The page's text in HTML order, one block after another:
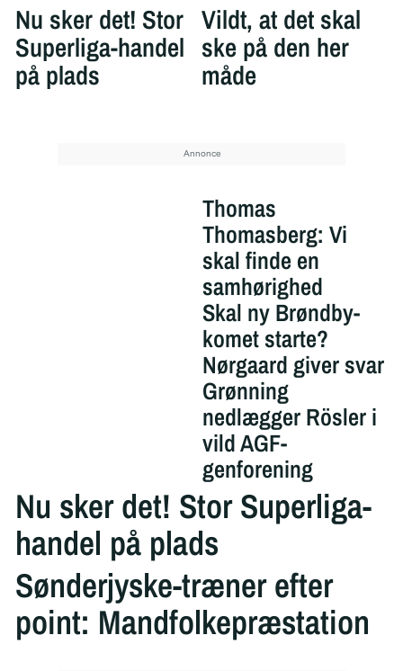
Nu sker det! Stor
Superliga-handel
på plads
Vildt, at det skal
ske på den her
måde
Thomas
Thomasberg: Vi
skal finde en
samhørighed
Skal ny Brøndby-
komet starte?
Nørgaard giver svar
Grønning
nedlægger Rösler i
vild AGF-
genforening
Nu sker det! Stor Superliga-
handel på plads
Sønderjyske-træner efter
point: Mandfolkepræstation